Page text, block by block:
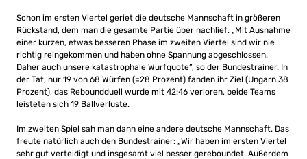
Schon im ersten Viertel geriet die deutsche Mannschaft in größeren
Rückstand, dem man die gesamte Partie über nachlief. „Mit Ausnahme
einer kurzen, etwas besseren Phase im zweiten Viertel sind wir nie
richtig reingekommen und haben ohne Spannung abgeschlossen.
Daher auch unsere katastrophale Wurfquote“, so der Bundestrainer. In
der Tat, nur 19 von 68 Würfen (=28 Prozent) fanden ihr Ziel (Ungarn 38
Prozent), das Reboundduell wurde mit 42:46 verloren, beide Teams
leisteten sich 19 Ballverluste.
Im zweiten Spiel sah man dann eine andere deutsche Mannschaft. Das
freute natürlich auch den Bundestrainer: „Wir haben im ersten Viertel
sehr gut verteidigt und insgesamt viel besser gereboundet. Außerdem